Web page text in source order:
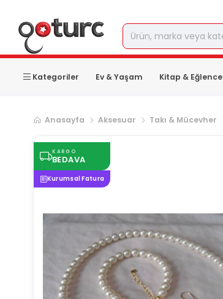
Kategoriler Ev & Yaşam Kitap & Eğlence
Anasayfa Aksesuar Takı & Mücevher
KARGO
BEDAVA
Kurumsal Fatura